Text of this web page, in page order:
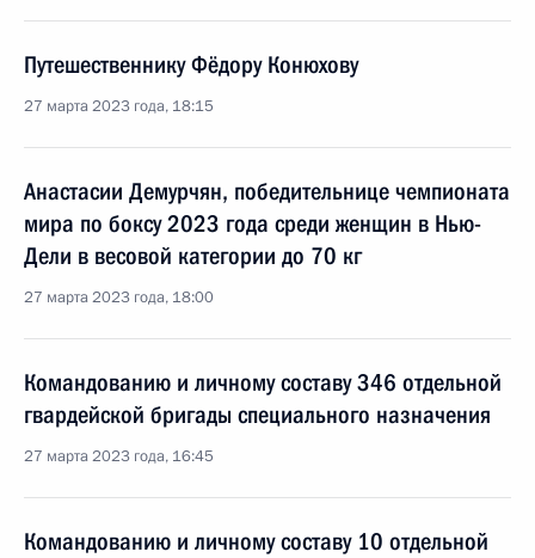
Путешественнику Фёдору Конюхову
27 марта 2023 года, 18:15
Анастасии Демурчян, победительнице чемпионата
мира по боксу 2023 года среди женщин в Нью-
Дели в весовой категории до 70 кг
27 марта 2023 года, 18:00
Командованию и личному составу 346 отдельной
гвардейской бригады специального назначения
27 марта 2023 года, 16:45
Командованию и личному составу 10 отдельной